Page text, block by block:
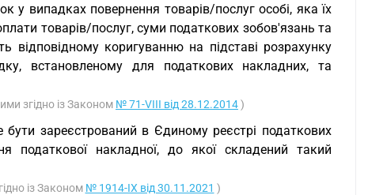
у випадках повернення товарів/послуг особі, яка їх
товарів/послуг, суми податкових зобов'язань та
відповідному коригуванню на підставі розрахунку
встановленому для податкових накладних, та
згідно із Законом № 71-VIII від 28.12.2014)
зареєстрований в Єдиному реєстрі податкових
податкової накладної, до якої складений такий
із Законом № 1914-IX від 30.11.2021 )